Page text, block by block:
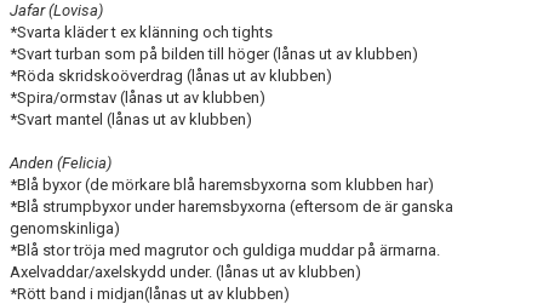
Jafar (Lovisa)
*Svarta kläder t ex klänning och tights
*Svart turban som på bilden till höger (lånas ut av klubben)
*Röda skridskoöverdrag (lånas ut av klubben)
*Spira/ormstav (lånas ut av klubben)
*Svart mantel (lånas ut av klubben)
Anden (Felicia)
*Blå byxor (de mörkare blå haremsbyxorna som klubben har)
*Blå strumpbyxor under haremsbyxorna (eftersom de är ganska
genomskinliga)
*Blå stor tröja med magrutor och guldiga muddar på ärmarna.
Axelvaddar/axelskydd under. (lånas ut av klubben)
*Rött band i midjan(lånas ut av klubben)